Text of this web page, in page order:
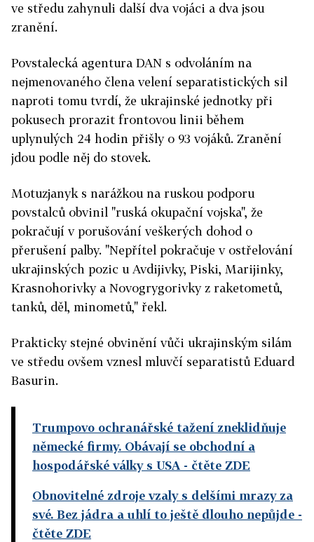
ve středu zahynuli další dva vojáci a dva jsou
zranění.
Povstalecká agentura DAN s odvoláním na
nejmenovaného člena velení separatistických sil
naproti tomu tvrdí, že ukrajinské jednotky při
pokusech prorazit frontovou linii během
uplynulých 24 hodin přišly o 93 vojáků. Zranění
jdou podle něj do stovek.
Motuzjanyk s narážkou na ruskou podporu
povstalců obvinil "ruská okupační vojska", že
pokračují v porušování veškerých dohod o
přerušení palby. "Nepřítel pokračuje v ostřelování
ukrajinských pozic u Avdijivky, Piski, Marijinky,
Krasnohorivky a Novogrygorivky z raketometů,
tanků, děl, minometů," řekl.
Prakticky stejné obvinění vůči ukrajinským silám
ve středu ovšem vznesl mluvčí separatistů Eduard
Basurin.
Trumpovo ochranářské tažení zneklidňuje
německé firmy. Obávají se obchodní a
hospodářské války s USA - čtěte ZDE
Obnovitelné zdroje vzaly s delšími mrazy za
své. Bez jádra a uhlí to ještě dlouho nepůjde -
čtěte ZDE